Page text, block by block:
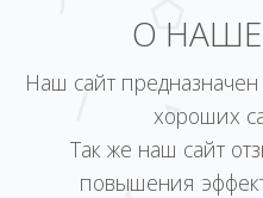
О
Наш сайт
хороших
Так же наш сайт
повышения